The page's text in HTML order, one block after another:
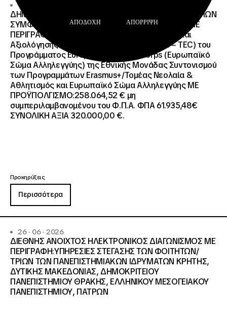
17 · 07 · 2026
ΔΗΜΟΣΙΟΣ ΑΝΟΙΧΤΟΣ ΔΙΑΓΩΝΙΣΜΟΣ ΚΑΤΩ ΤΩΝ ΟΡΙΩΝ
ΣΥΜΦΩΝΑ ΜΕ ΤΟ ΑΡΘΡΟ 107 ΤΟΥ Ν.4412/2016 ΜΕ
ΠΕΡΙΓΡΑΦΗ: Διοργάνωση Κύκλου Κατάρτισης και
Αξιολόγησης (Training and Evaluation Cycle – TEC) του
Προγράμματος European Solidarity Corps (Ευρωπαϊκό
Σώμα Αλληλεγγύης) της Εθνικής Μονάδας Συντονισμού
των Προγραμμάτων Erasmus+/Τομέας Νεολαία &
Αθλητισμός και Ευρωπαϊκό Σώμα Αλληλεγγύης ΜΕ
ΠΡΟΫΠΟΛΓΙΣΜΟ:258.064,52 € μη
συμπεριλαμβανομένου του Φ.Π.Α. ΦΠΑ 61.935,48€
ΣΥΝΟΛΙΚΗ ΑΞΙΑ 320.000,00 €.
Προκηρύξεις
Περισσότερα
26 · 06 · 2026
ΔΙΕΘΝΗΣ ΑΝΟΙΧΤΟΣ ΗΛΕΚΤΡΟΝΙΚΟΣ ΔΙΑΓΩΝΙΣΜΟΣ ΜΕ
ΠΕΡΙΓΡΑΦΗ:ΥΠΗΡΕΣΙΕΣ ΣΤΕΓΑΣΗΣ ΤΩΝ ΦΟΙΤΗΤΩΝ/
ΤΡΙΩΝ ΤΩΝ ΠΑΝΕΠΙΣΤΗΜΙΑΚΩΝ ΙΔΡΥΜΑΤΩΝ KΡΗΤΗΣ,
ΔΥΤΙΚΗΣ ΜΑΚΕΔΟΝΙΑΣ, ΔΗΜΟΚΡΙΤΕΙΟΥ
ΠΑΝΕΠΙΣΤΗΜΙΟΥ ΘΡΑΚΗΣ, ΕΛΛΗΝΙΚΟΥ ΜΕΣΟΓΕΙΑΚΟΥ
ΠΑΝΕΠΙΣΤΗΜΙΟΥ, ΠΑΤΡΩΝ
ΑΠΟΔΟΧΉ ΑΠΌΡΡΙΨΗ